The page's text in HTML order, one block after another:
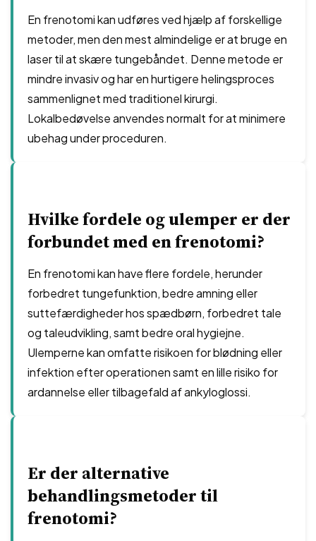
En frenotomi kan udføres ved hjælp af forskellige
metoder, men den mest almindelige er at bruge en
laser til at skære tungebåndet. Denne metode er
mindre invasiv og har en hurtigere helingsproces
sammenlignet med traditionel kirurgi.
Lokalbedøvelse anvendes normalt for at minimere
ubehag under proceduren.
Hvilke fordele og ulemper er der
forbundet med en frenotomi?
En frenotomi kan have flere fordele, herunder
forbedret tungefunktion, bedre amning eller
suttefærdigheder hos spædbørn, forbedret tale
og taleudvikling, samt bedre oral hygiejne.
Ulemperne kan omfatte risikoen for blødning eller
infektion efter operationen samt en lille risiko for
ardannelse eller tilbagefald af ankyloglossi.
Er der alternative
behandlingsmetoder til
frenotomi?